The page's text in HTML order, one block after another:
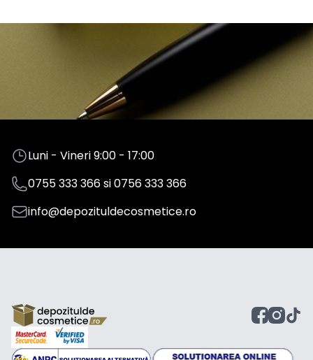
Luni - Vineri 9:00 - 17:00
0755 333 366si0756 333 366
info@depozituldecosmetice.ro